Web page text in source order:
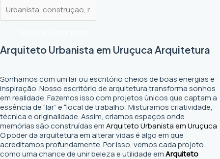
Arquiteto Urbanista em Uruçuca Arquitetura
Sonhamos com um lar ou escritório cheios de boas energias e
inspiração. Nosso escritório de arquitetura transforma sonhos
em realidade. Fazemos isso com projetos únicos que captam a
essência de “lar” e “local de trabalho”. Misturamos criatividade,
técnica e originalidade. Assim, criamos espaços onde
memórias são construídas emArquiteto Urbanista em Uruçuca
O poder da arquitetura em alterar vidas é algo em que
acreditamos profundamente. Por isso, vemos cada projeto
como uma chance de unir beleza e utilidade emArquiteto